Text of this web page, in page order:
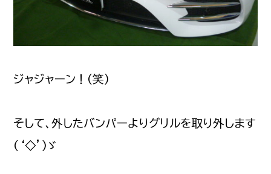
ジャジャーン！(笑)
そして、外したバンパーよりグリルを取り外します
(‘◇’)ゞ